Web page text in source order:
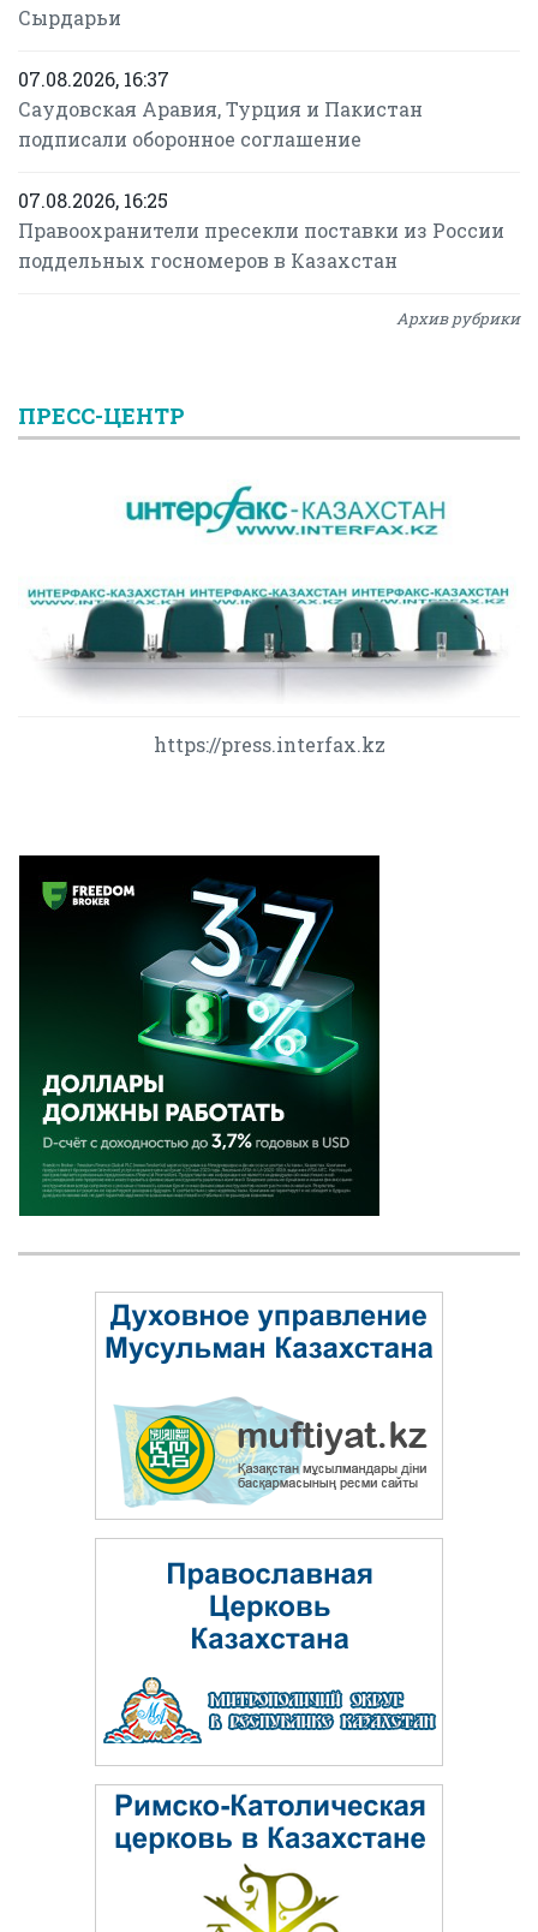
Сырдарьи
07.08.2026, 16:37
Саудовская Аравия, Турция и Пакистан
подписали оборонное соглашение
07.08.2026, 16:25
Правоохранители пресекли поставки из России
поддельных госномеров в Казахстан
Архив рубрики
ПРЕСС-ЦЕНТР
https://press.interfax.kz